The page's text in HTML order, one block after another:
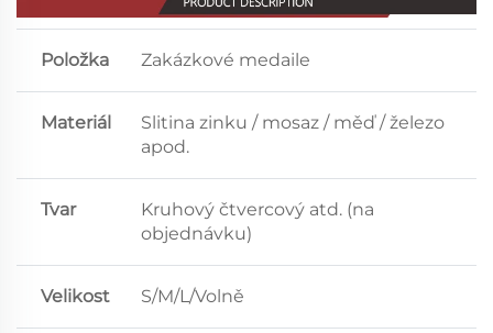
Položka Zakázkové medaile
Materiál
Slitina zinku / mosaz / měď / železo
apod.
Tvar
Kruhový čtvercový atd. (na
objednávku)
Velikost S/M/L/Volně